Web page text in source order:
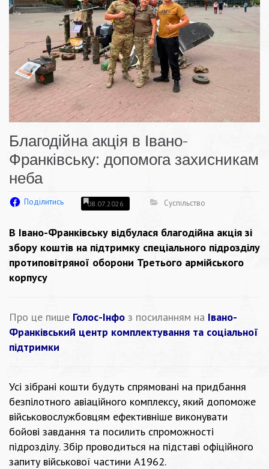
Благодійна акція в Івано-
Франківську: допомога захисникам
неба
Поділитись 08.07.2026 Суспільство
В Івано-Франківську відбулася благодійна акція зі
збору коштів на підтримку спеціального підрозділу
протиповітряної оборони Третього армійського
корпусу
Про це пише Голос-Інфо з посиланням на Івано-
Франківський центр комплектування та соціальної
підтримки
Усі зібрані кошти будуть спрямовані на придбання
безпілотного авіаційного комплексу, який допоможе
військовослужбовцям ефективніше виконувати
бойові завдання та посилить спроможності
підрозділу. Збір проводиться на підставі офіційного
запиту військової частини А1962.